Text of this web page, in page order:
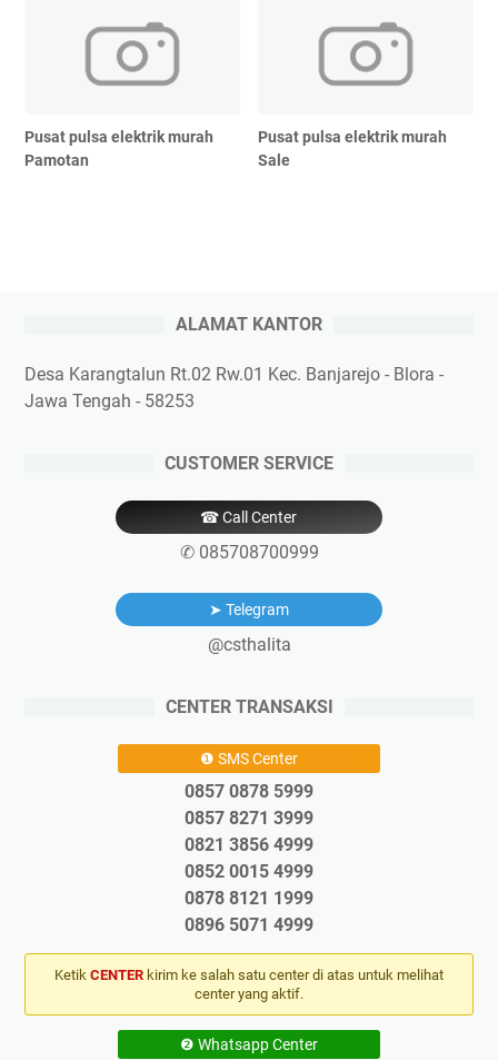
Pusat pulsa elektrik murah
Pamotan
Pusat pulsa elektrik murah
Sale
ALAMAT KANTOR
Desa Karangtalun Rt.02 Rw.01 Kec. Banjarejo - Blora -
Jawa Tengah - 58253
CUSTOMER SERVICE
☎ Call Center
✆ 085708700999
➤ Telegram
@csthalita
CENTER TRANSAKSI
❶ SMS Center
0857 0878 5999
0857 8271 3999
0821 3856 4999
0852 0015 4999
0878 8121 1999
0896 5071 4999
Ketik CENTER kirim ke salah satu center di atas untuk melihat
center yang aktif.
❷ Whatsapp Center